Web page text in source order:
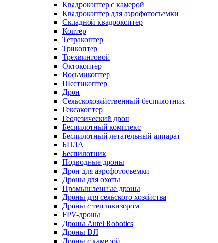
Квадрокоптер с камерой
Квадрокоптер для аэрофотосъемки
Складной квадрокоптер
Коптер
Тетракоптер
Трикоптер
Трехвинтовой
Октокоптер
Восьмикоптер
Шестикоптер
Дрон
Сельскохозяйственный беспилотник
Гексакоптер
Геодезический дрон
Беспилотный комплекс
Беспилотный летательный аппарат
БПЛА
Беспилотник
Подводные дроны
Дрон для аэрофотосъемки
Дроны для охоты
Промышленные дроны
Дроны для сельского хозяйства
Дроны с тепловизором
FPV-дроны
Дроны Autel Robotics
Дроны DJI
Дроны с камерой